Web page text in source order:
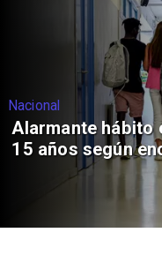
Nacional
Alarmante hábito
15 años según